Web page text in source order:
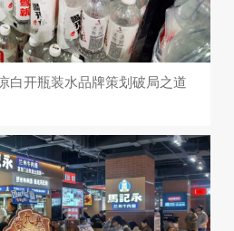
白开瓶装水品牌策划破局之道